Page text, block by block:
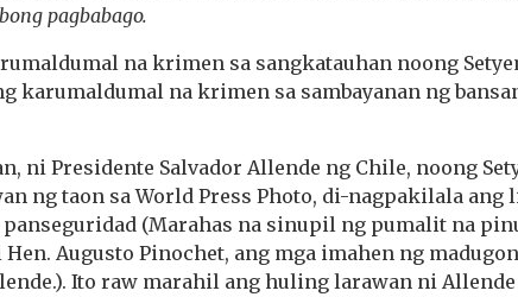
pagbabago.
na krimen sa sangkatauhan noong
karumaldumal na krimen sa sambayanan ng
ni Presidente Salvador Allende ng Chile, noong
ng taon sa World Press Photo, di-nagpakilala
(Marahas na sinupil ng pumalit na
Augusto Pinochet, ang mga imahen ng
Ito raw marahil ang huling larawan ni Allende